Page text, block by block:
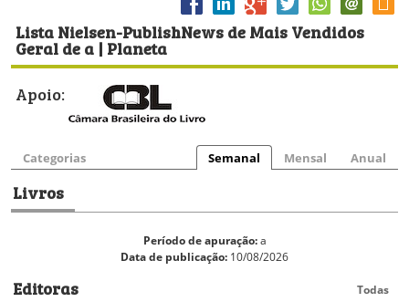
Lista Nielsen-PublishNews de Mais Vendidos
Geral de a | Planeta
Apoio:
Categorias Semanal Mensal Anual
Livros
Período de apuração:a
Data de publicação: 10/08/2026
Editoras Todas